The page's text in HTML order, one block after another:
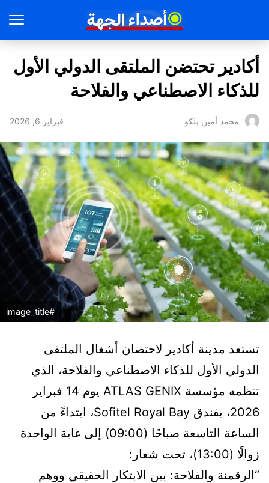
أكادير تحتضن الملتقى الدولي الأول
للذكاء الاصطناعي والفلاحة
محمد أمين بلكو فبراير 6, 2026
#image_title
تستعد مدينة أكادير لاحتضان أشغال الملتقى
الدولي الأول للذكاء الاصطناعي والفلاحة، الذي
تنظمه مؤسسة ATLAS GENIX يوم 14 فبراير
2026، بفندق Sofitel Royal Bay، ابتداءً من
الساعة التاسعة صباحًا (09:00) إلى غاية الواحدة
زوالًا (13:00)، تحت شعار:
“الرقمنة والفلاحة: بين الابتكار الحقيقي ووهم